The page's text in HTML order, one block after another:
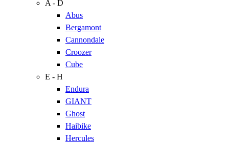
A - D
Abus
Bergamont
Cannondale
Croozer
Cube
E - H
Endura
GIANT
Ghost
Haibike
Hercules